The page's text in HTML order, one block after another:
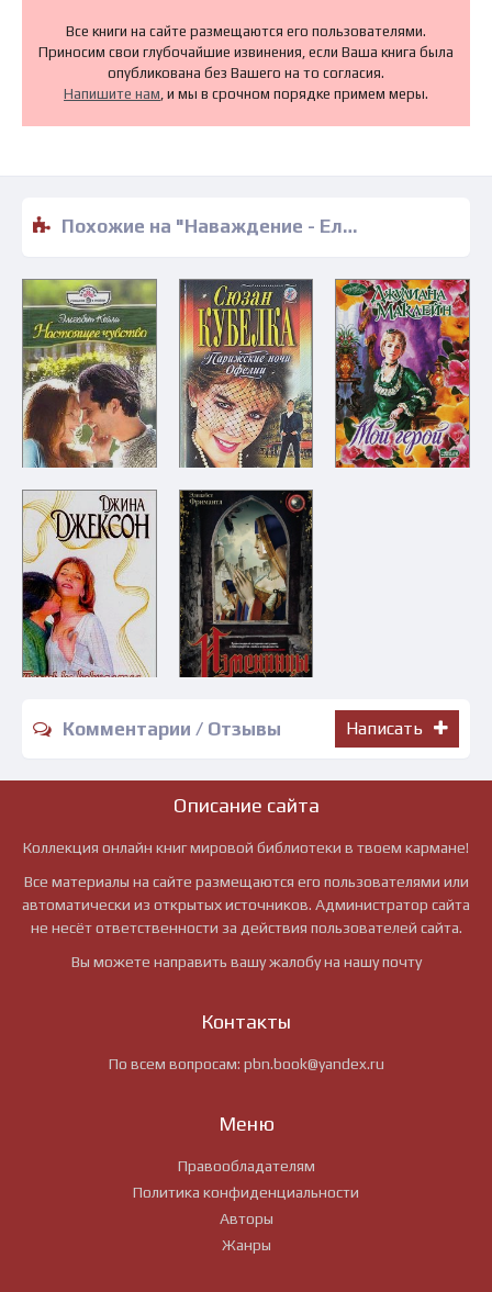
Все книги на сайте размещаются его пользователями.
Приносим свои глубочайшие извинения, если Ваша книга была
опубликована без Вашего на то согласия.
Напишите нам , и мы в срочном порядке примем меры.
Похожие на "Наваждение - Елена Ласкарева" книги читать бесплатно полные версии
Комментарии / Отзывы Написать
Описание сайта
Коллекция онлайн книг мировой библиотеки в твоем кармане!
Все материалы на сайте размещаются его пользователями или
автоматически из открытых источников. Администратор сайта
не несёт ответственности за действия пользователей сайта.
Вы можете направить вашу жалобу на нашу почту
Контакты
По всем вопросам: pbn.book@yandex.ru
Меню
Правообладателям
Политика конфиденциальности
Авторы
Жанры